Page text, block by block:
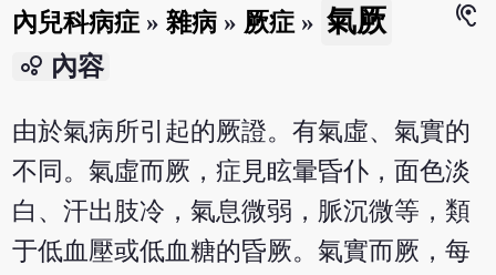
內兒科病症 »雜病 » 厥症 » 氣厥
hearing
bubble_chart 內容
由於氣病所引起的厥證。有氣虛、氣實的
不同。氣虛而厥，症見眩暈昏仆，面色淡
白、汗出肢冷，氣息微弱，脈沉微等，類
于低血壓或低血糖的昏厥。氣實而厥，每